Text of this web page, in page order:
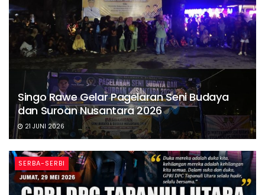
Singo Rawe Gelar Pagelaran Seni Budaya
dan Suroan Nusantara 2026
21 JUNI 2026
SERBA-SERBI